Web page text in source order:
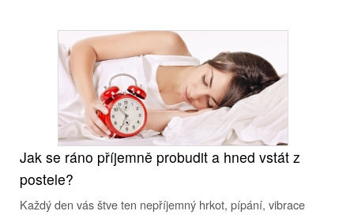
Jak se ráno příjemně probudit a hned vstát z
postele?
Každý den vás štve ten nepříjemný hrkot, pípání, vibrace